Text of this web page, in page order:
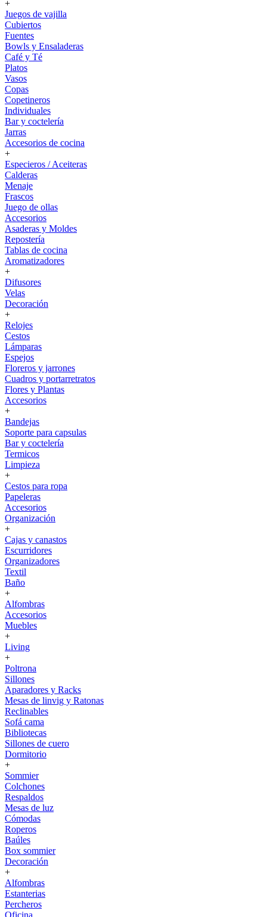
+
Juegos de vajilla
Cubiertos
Fuentes
Bowls y Ensaladeras
Café y Té
Platos
Vasos
Copas
Copetineros
Individuales
Bar y coctelería
Jarras
Accesorios de cocina
+
Especieros / Aceiteras
Calderas
Menaje
Frascos
Juego de ollas
Accesorios
Asaderas y Moldes
Repostería
Tablas de cocina
Aromatizadores
+
Difusores
Velas
Decoración
+
Relojes
Cestos
Lámparas
Espejos
Floreros y jarrones
Cuadros y portarretratos
Flores y Plantas
Accesorios
+
Bandejas
Soporte para capsulas
Bar y coctelería
Termicos
Limpieza
+
Cestos para ropa
Papeleras
Accesorios
Organización
+
Cajas y canastos
Escurridores
Organizadores
Textil
Baño
+
Alfombras
Accesorios
Muebles
+
Living
+
Poltrona
Sillones
Aparadores y Racks
Mesas de linvig y Ratonas
Reclinables
Sofá cama
Bibliotecas
Sillones de cuero
Dormitorio
+
Sommier
Colchones
Respaldos
Mesas de luz
Cómodas
Roperos
Baúles
Box sommier
Decoración
+
Alfombras
Estanterias
Percheros
Oficina